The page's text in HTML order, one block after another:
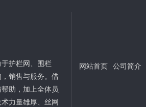
护栏网、围栏
销售与服务。借
助，加上全体员
力量雄厚、丝网
网站首页 公司简介